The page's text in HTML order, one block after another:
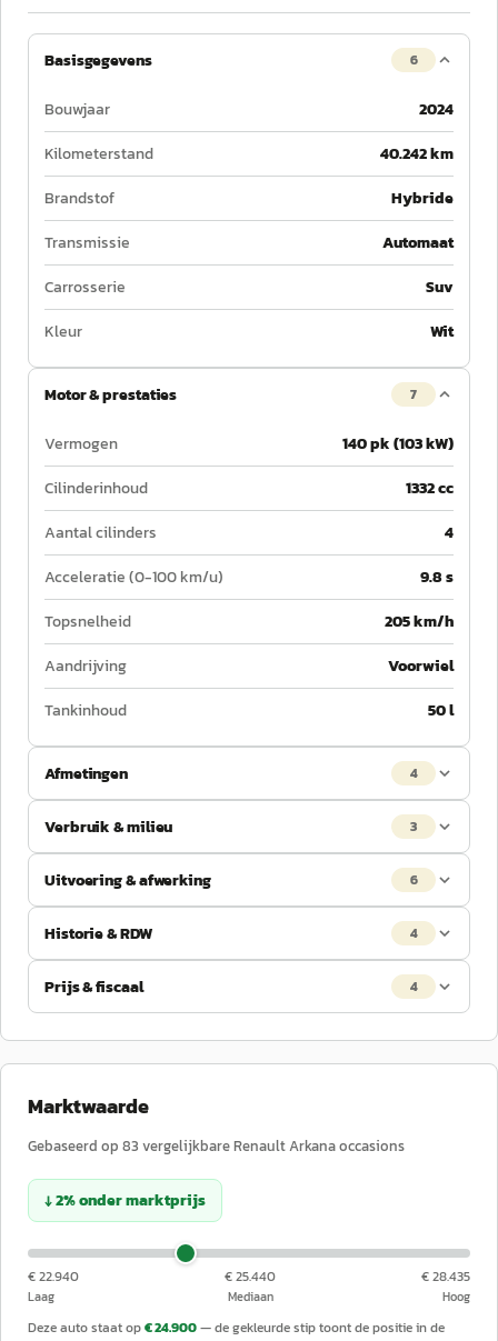
Basisgegevens 6
Bouwjaar
2024
Kilometerstand
40.242 km
Brandstof
Hybride
Transmissie
Automaat
Carrosserie
Suv
Kleur
Wit
Motor & prestaties 7
Vermogen
140 pk (103 kW)
Cilinderinhoud
1332 cc
Aantal cilinders
4
Acceleratie (0-100 km/u)
9.8 s
Topsnelheid
205 km/h
Aandrijving
Voorwiel
Tankinhoud
50 l
Afmetingen 4
Verbruik & milieu 3
Uitvoering & afwerking 6
Historie & RDW 4
Prijs & fiscaal 4
Marktwaarde
Gebaseerd op 83 vergelijkbareRenaultArkanaoccasions
↓2%ondermarktprijs
€ 22.940
Laag
€ 25.440
Mediaan
€ 28.435
Hoog
Deze auto staat op€ 24.900— de gekleurde stip toont de positie in de